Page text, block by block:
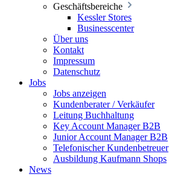
Geschäftsbereiche
Kessler Stores
Businesscenter
Über uns
Kontakt
Impressum
Datenschutz
Jobs
Jobs anzeigen
Kundenberater / Verkäufer
Leitung Buchhaltung
Key Account Manager B2B
Junior Account Manager B2B
Telefonischer Kundenbetreuer
Ausbildung Kaufmann Shops
News